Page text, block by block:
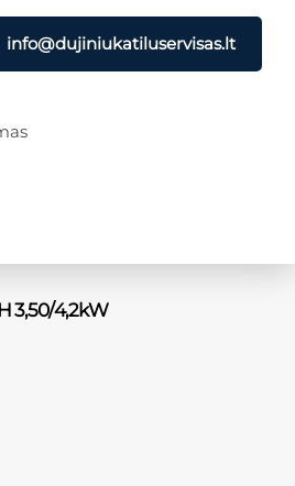
info@dujiniukatiluservisas.lt
3,50/4,2kW